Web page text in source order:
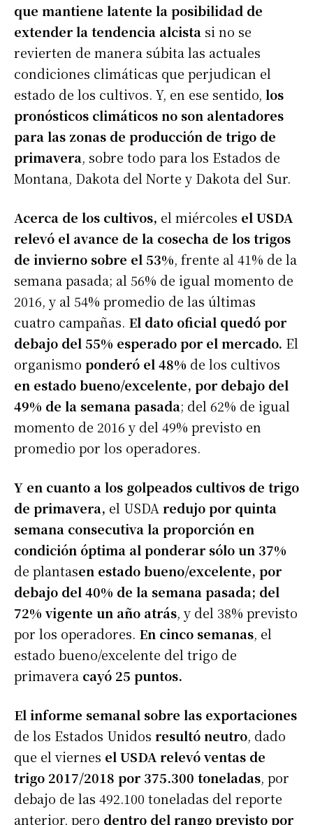
que mantiene latente la posibilidad de
extender la tendencia alcista si no se
revierten de manera súbita las actuales
condiciones climáticas que perjudican el
estado de los cultivos. Y, en ese sentido, los
pronósticos climáticos no son alentadores
para las zonas de producción de trigo de
primavera, sobre todo para los Estados de
Montana, Dakota del Norte y Dakota del Sur.
Acerca de los cultivos, el miércoles el USDA
relevó el avance de la cosecha de los trigos
de invierno sobre el 53%, frente al 41% de la
semana pasada; al 56% de igual momento de
2016, y al 54% promedio de las últimas
cuatro campañas. El dato oficial quedó por
debajo del 55% esperado por el mercado. El
organismo ponderó el 48% de los cultivos
en estado bueno/excelente, por debajo del
49% de la semana pasada; del 62% de igual
momento de 2016 y del 49% previsto en
promedio por los operadores.
Y en cuanto a los golpeados cultivos de trigo
de primavera, el USDA redujo por quinta
semana consecutiva la proporción en
condición óptima al ponderar sólo un 37%
de plantasen estado bueno/excelente, por
debajo del 40% de la semana pasada; del
72% vigente un año atrás, y del 38% previsto
por los operadores. En cinco semanas, el
estado bueno/excelente del trigo de
primavera cayó 25 puntos.
El informe semanal sobre las exportaciones
de los Estados Unidos resultó neutro, dado
que el viernes el USDA relevó ventas de
trigo 2017/2018 por 375.300 toneladas, por
debajo de las 492.100 toneladas del reporte
anterior, pero dentro del rango previsto por